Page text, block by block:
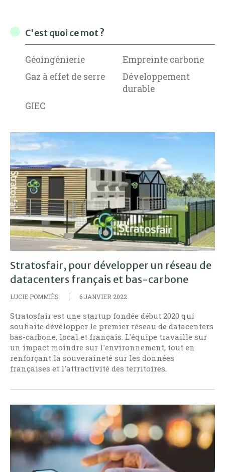
C'est quoi ce mot ?
Géoingénierie
Empreinte carbone
Gaz à effet de serre
Développement
durable
GIEC
Stratosfair, pour développer un réseau de
datacenters français et bas-carbone
LUCIE POMMIÈS 6 JANVIER 2022
Stratosfair est une startup fondée début 2020 qui
souhaite développer le premier réseau de datacenters
bas-carbone, local et français. L'équipe travaille sur
un impact moindre sur l'environnement, tout en
renforçant la souveraineté sur les données
françaises et l'attractivité des territoires.